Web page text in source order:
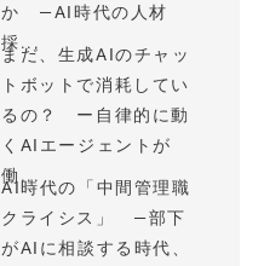
か —AI時代の人材
採...
まだ、生成AIのチャッ
トボットで消耗してい
るの？ ー自律的に動
くAIエージェントが
働...
AI時代の「中間管理職
クライシス」 —部下
がAIに相談する時代、